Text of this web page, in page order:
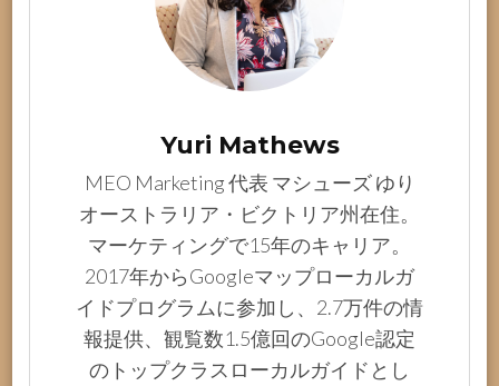
Yuri Mathews
MEO Marketing 代表 マシューズ ゆり
オーストラリア・ビクトリア州在住。
マーケティングで15年のキャリア。
2017年からGoogleマップローカルガ
イドプログラムに参加し、2.7万件の情
報提供、観覧数1.5億回のGoogle認定
のトップクラスローカルガイドとし